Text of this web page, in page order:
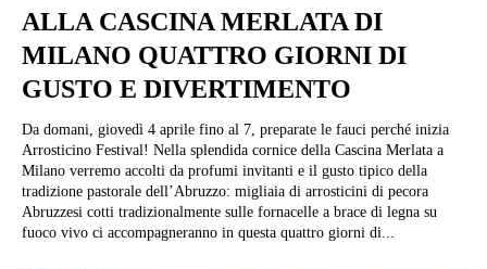
ALLA CASCINA MERLATA DI
MILANO QUATTRO GIORNI DI
GUSTO E DIVERTIMENTO
Da domani, giovedì 4 aprile fino al 7, preparate le fauci perché inizia
Arrosticino Festival! Nella splendida cornice della Cascina Merlata a
Milano verremo accolti da profumi invitanti e il gusto tipico della
tradizione pastorale dell’Abruzzo: migliaia di arrosticini di pecora
Abruzzesi cotti tradizionalmente sulle fornacelle a brace di legna su
fuoco vivo ci accompagneranno in questa quattro giorni di...